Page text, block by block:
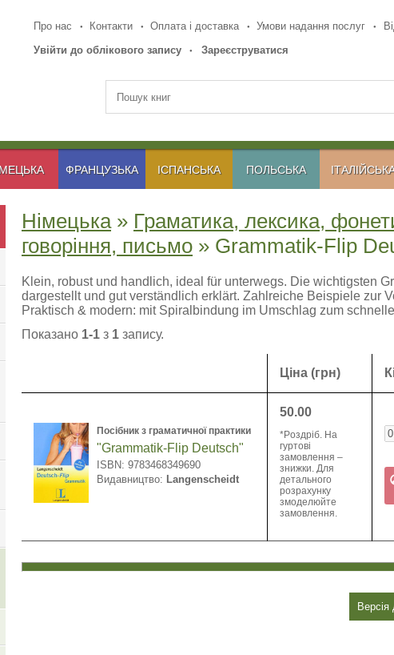
Про нас Контакти Оплата і доставка Умови надання послуг
Увійти до облікового запису
Зареєструватися
ФРАНЦУЗЬКА ІСПАНСЬКА ПОЛЬСЬКА
Німецька» Граматика, лексика,
говоріння, письмо » Grammatik-Flip
Klein, robust und handlich, ideal für unterwegs. Die wichtigsten
dargestellt und gut verständlich erklärt. Zahlreiche Beispiele zur
Praktisch & modern: mit Spiralbindung im Umschlag zum
Показано 1-1 з 1 запису.
Ціна (грн)
Посібник з граматичної практики
"Grammatik-Flip Deutsch"
ISBN: 9783468349690
Видавництво: Langenscheidt
50.00
*Pоздріб. На
гуртові
замовлення –
знижки. Для
детального
розрахунку
змоделюйте
замовлення.